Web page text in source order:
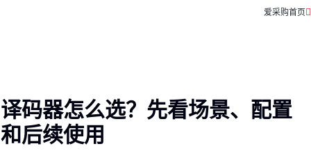
爱采购首页
译码器怎么选？先看场景、配置
和后续使用